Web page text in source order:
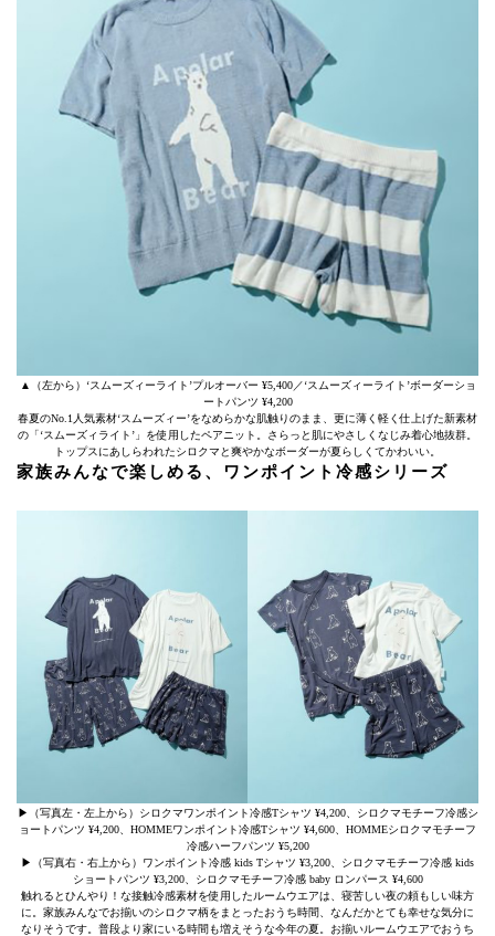
▲（左から）‘スムーズィーライト’プルオーバー ¥5,400／‘スムーズィーライト’ボーダーショ
ートパンツ ¥4,200
春夏のNo.1人気素材‘スムーズィー’をなめらかな肌触りのまま、更に薄く軽く仕上げた新素材
の「‘スムーズィライト’」を使用したペアニット。さらっと肌にやさしくなじみ着心地抜群。
トップスにあしらわれたシロクマと爽やかなボーダーが夏らしくてかわいい。
家族みんなで楽しめる、ワンポイント冷感シリーズ
▶︎（写真左・左上から）シロクマワンポイント冷感Tシャツ ¥4,200、シロクマモチーフ冷感シ
ョートパンツ ¥4,200、HOMMEワンポイント冷感Tシャツ ¥4,600、HOMMEシロクマモチーフ
冷感ハーフパンツ ¥5,200
▶︎（写真右・右上から）ワンポイント冷感 kids Tシャツ ¥3,200、シロクマモチーフ冷感 kids
ショートパンツ ¥3,200、シロクマモチーフ冷感 baby ロンパース ¥4,600
触れるとひんやり！な接触冷感素材を使用したルームウエアは、寝苦しい夜の頼もしい味方
に。家族みんなでお揃いのシロクマ柄をまとったおうち時間、なんだかとても幸せな気分に
なりそうです。普段より家にいる時間も増えそうな今年の夏。お揃いルームウエアでおうち